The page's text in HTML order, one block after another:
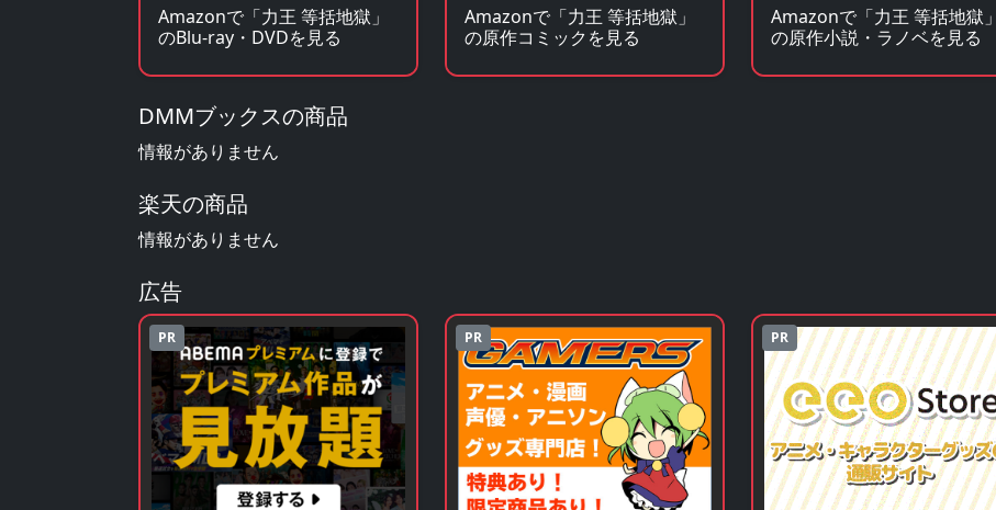
Amazonで「力王 等括地獄」
のBlu-ray・DVDを見る
Amazonで「力王 等括地獄」
の原作コミックを見る
Amazonで「力王 等括地獄」
の原作小説・ラノベを見る
DMMブックスの商品
情報がありません
楽天の商品
情報がありません
広告
PR PR PR